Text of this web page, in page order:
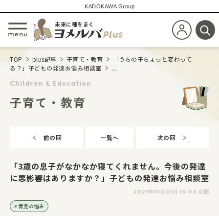
KADOKAWA Group
メニューを開閉する
未来に種をまく
新規会員登
検
TOP plus記事 子育て・教育
「うちの子ちょっと変わって
る？」子どもの発達お悩み相談室
...
Children & Education
子育て・教育
前の回 一覧へ 次の回
「3歳の息子がなかなか寝てくれません。今後の発達
に悪影響はありますか？」子どもの発達お悩み相談室
2021年10月01日 10:00 公開
育児の悩み